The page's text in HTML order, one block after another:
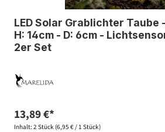
LED Solar Grablichter Taube
H: 14cm - D: 6cm -
2er Set
13,89 €*
Inhalt: 2 Stück (6,95 € / 1 Stück)